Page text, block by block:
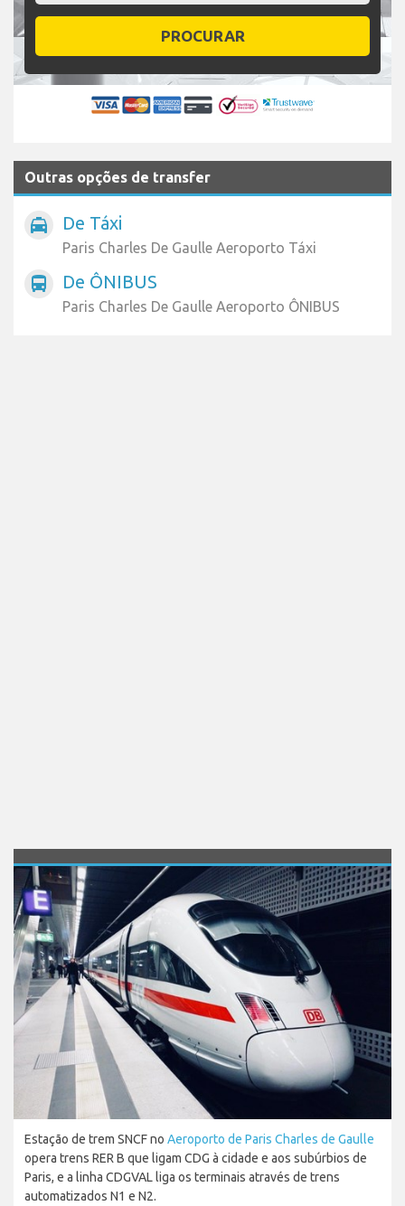
PROCURAR
Outras opções de transfer
local_taxi De Táxi
Paris Charles De Gaulle Aeroporto Táxi
directions_bus De ÔNIBUS
Paris Charles De Gaulle Aeroporto ÔNIBUS
Estação de trem SNCF no Aeroporto de Paris Charles de Gaulle
opera trens RER B que ligam CDG à cidade e aos subúrbios de
Paris, e a linha CDGVAL liga os terminais através de trens
automatizados N1 e N2.